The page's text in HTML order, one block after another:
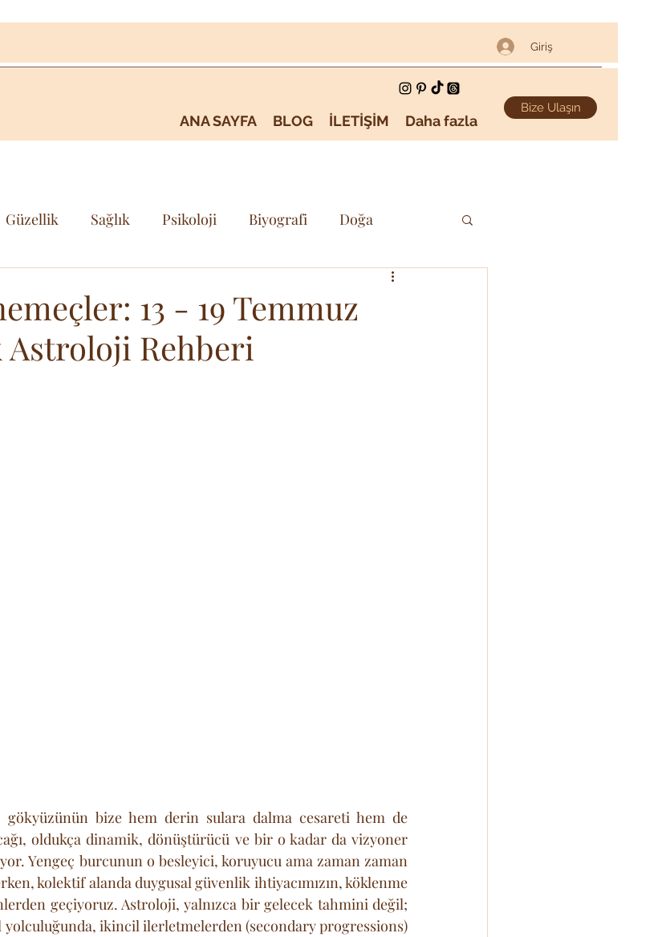
Giriş
ANA SAYFA BLOG İLETİŞİM Daha fazla
Bize Ulaşın
Güzellik Sağlık Psikoloji Biyografi Doğa
Sanat & Kültür
13 - 19 Temmuz
Astroloji Rehberi
gökyüzünün bize hem derin sulara dalma cesareti hem de
oldukça dinamik, dönüştürücü ve bir o kadar da vizyoner
Yengeç burcunun o besleyici, koruyucu ama zaman zaman
kolektif alanda duygusal güvenlik ihtiyacımızın, köklenme
geçiyoruz. Astroloji, yalnızca bir gelecek tahmini değil;
yolculuğunda, ikincil ilerletmelerden (secondary progressions)